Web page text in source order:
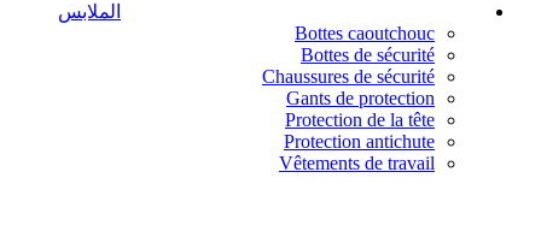
الملابس
Bottes caoutchouc
Bottes de sécurité
Chaussures de sécurité
Gants de protection
Protection de la tête
Protection antichute
Vêtements de travail